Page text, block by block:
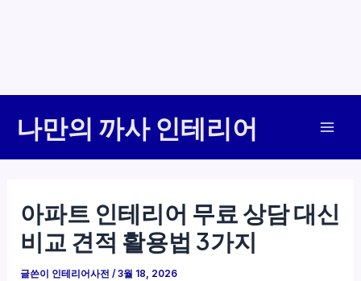
나만의 까사 인테리어
아파트 인테리어 무료 상담 대신
비교 견적 활용법 3가지
글쓴이 인테리어사전/3월 18, 2026